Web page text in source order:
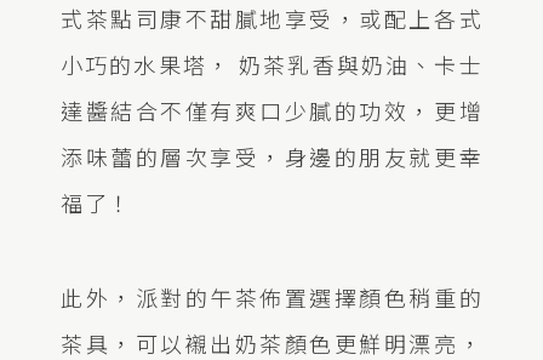
式茶點司康不甜膩地享受，或配上各式
小巧的水果塔， 奶茶乳香與奶油、卡士
達醬結合不僅有爽口少膩的功效，更增
添味蕾的層次享受，身邊的朋友就更幸
福了！
此外，派對的午茶佈置選擇顏色稍重的
茶具，可以襯出奶茶顏色更鮮明漂亮，